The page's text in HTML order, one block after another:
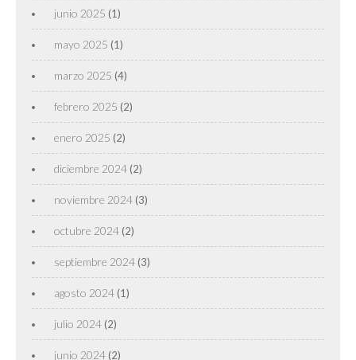
junio 2025 (1)
mayo 2025 (1)
marzo 2025 (4)
febrero 2025 (2)
enero 2025 (2)
diciembre 2024 (2)
noviembre 2024 (3)
octubre 2024 (2)
septiembre 2024 (3)
agosto 2024 (1)
julio 2024 (2)
junio 2024 (2)